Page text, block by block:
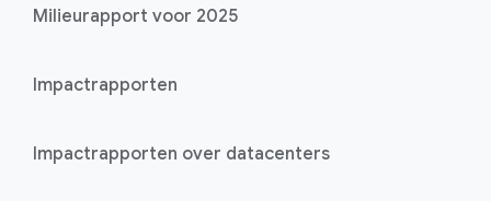
Milieurapport voor 2025
Impactrapporten
Impactrapporten over datacenters